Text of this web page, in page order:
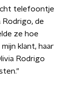
telefoontje
Rodrigo, de
ze hoe
klant, haar
Rodrigo